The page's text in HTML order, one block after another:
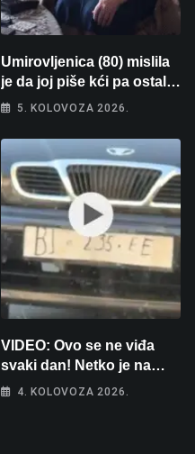
Umirovljenica (80) mislila
je da joj piše kći pa ostala
bez 1000 eura
5. KOLOVOZA 2026.
VIDEO: Ovo se ne viđa
svaki dan! Netko je na
auto stavio – ručno
4. KOLOVOZA 2026.